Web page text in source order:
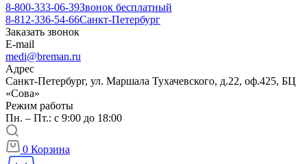
8-800-333-06-39Звонок бесплатный
8-812-336-54-66Санкт-Петербург
Заказать звонок
E-mail
medi@breman.ru
Адрес
Санкт-Петербург, ул. Маршала Тухачевского, д.22, оф.425, БЦ
«Сова»
Режим работы
Пн. – Пт.: с 9:00 до 18:00
0 Корзина